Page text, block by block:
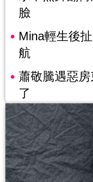
臉
Mina輕生後
航
蕭敬騰遇惡
了